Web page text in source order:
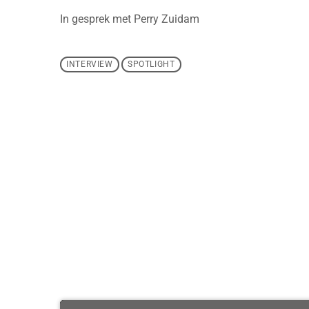
In gesprek met Perry Zuidam
INTERVIEW SPOTLIGHT